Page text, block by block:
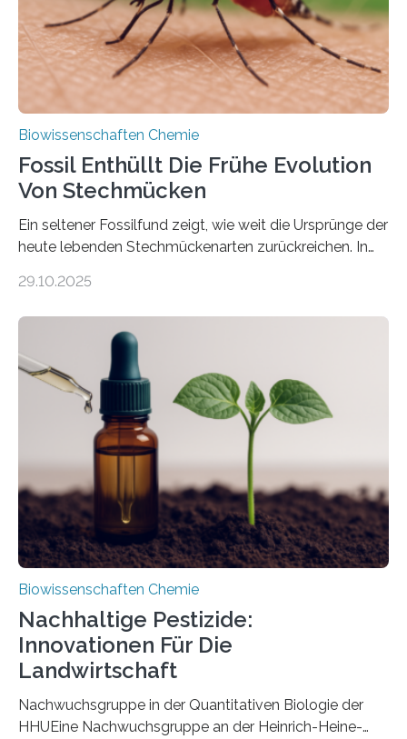
mit scheibenförmiger Gestalt. Was auffällig ist: Die
nächsten…
Biowissenschaften Chemie
Fossil Enthüllt Die Frühe Evolution
Von Stechmücken
Ein seltener Fossilfund zeigt, wie weit die Ursprünge der
heute lebenden Stechmückenarten zurückreichen. In
Forschende die bisher älteste bekannte Stechmücken-
Region Kachin in Myanmar und hat sich in
ausgezeichnetem Zustand erhalten. Es konnte als neue
Art einer neuen Gattung beschrieben werden und trägt
nun den Namen Cretosabethes primaevus. Dieser erste
fossile Nachweis einer Stechmückenlarve in Bernstein
stellt gleichzeitig den ersten Fossilfund einer
Mückenlarve aus dem Mesozoikum dar, denn…
29.10.2025
Biowissenschaften Chemie
Nachhaltige Pestizide:
Innovationen Für Die
Landwirtschaft
Nachwuchsgruppe in der Quantitativen Biologie der
HHUEine Nachwuchsgruppe an der Heinrich-Heine-